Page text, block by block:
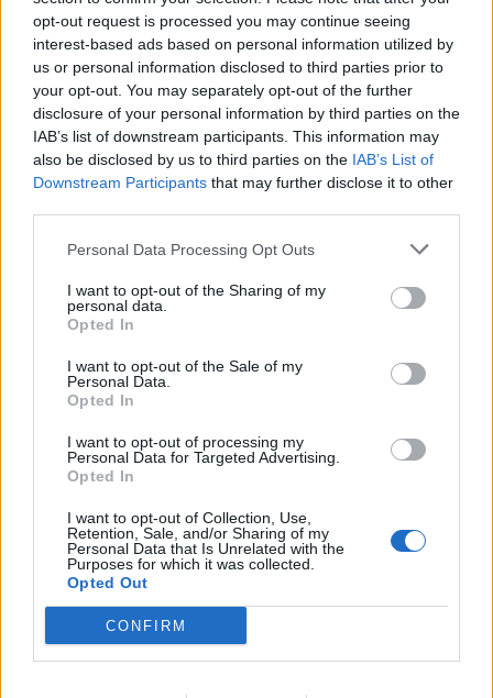
opt-out request is processed you may continue seeing
interest-based ads based on personal information utilized by
us or personal information disclosed to third parties prior to
your opt-out. You may separately opt-out of the further
disclosure of your personal information by third parties on the
IAB’s list of downstream participants. This information may
also be disclosed by us to third parties on the IAB’s List of
Downstream Participants that may further disclose it to other
Personal Data Processing Opt Outs
I want to opt-out of the Sharing of my
personal data.
Opted In
I want to opt-out of the Sale of my
Personal Data.
Opted In
I want to opt-out of processing my
Personal Data for Targeted Advertising.
Opted In
I want to opt-out of Collection, Use,
Retention, Sale, and/or Sharing of my
Personal Data that Is Unrelated with the
Purposes for which it was collected.
Opted Out
CONFIRM